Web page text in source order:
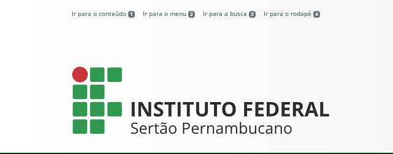
Ir para o conteúdo 1 Ir para o menu 2 Ir para a busca 3 Ir para o rodapé 4
IFSertãoPE